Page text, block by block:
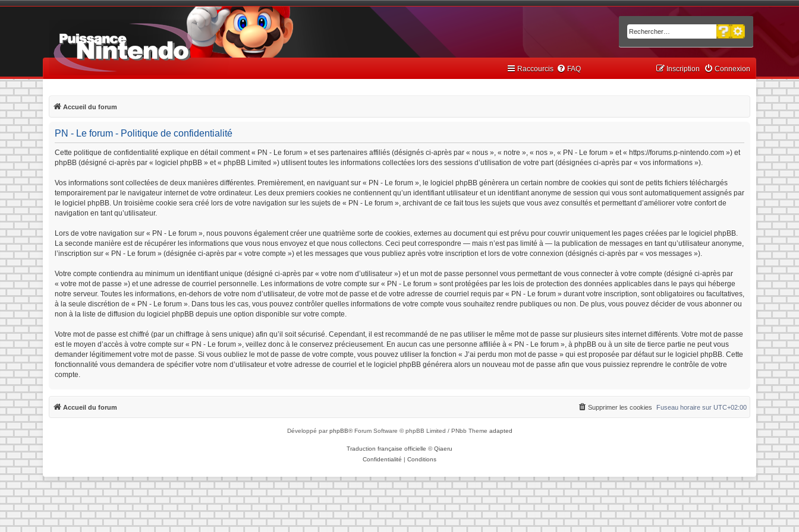
Rechercher
Recherche avancée
Raccourcis FAQ Connexion
Inscription
Accueil du forum
PN - Le forum - Politique de confidentialité
Cette politique de confidentialité explique en détail comment « PN - Le forum » et ses partenaires affiliés (désignés ci-après par « nous », « notre », « nos », « PN - Le forum » et « https://forums.p-nintendo.com ») et
phpBB (désigné ci-après par « logiciel phpBB » et « phpBB Limited ») utilisent toutes les informations collectées lors des sessions d’utilisation de votre part (désignées ci-après par « vos informations »).
Vos informations sont collectées de deux manières différentes. Premièrement, en naviguant sur « PN - Le forum », le logiciel phpBB génèrera un certain nombre de cookies qui sont de petits fichiers téléchargés
temporairement par le navigateur internet de votre ordinateur. Les deux premiers cookies ne contiennent qu’un identifiant utilisateur et un identifiant anonyme de session qui vous sont automatiquement assignés par
le logiciel phpBB. Un troisième cookie sera créé lors de votre navigation sur les sujets de « PN - Le forum », archivant de ce fait tous les sujets que vous avez consultés et permettant d’améliorer votre confort de
navigation en tant qu’utilisateur.
Lors de votre navigation sur « PN - Le forum », nous pouvons également créer une quatrième sorte de cookies, externes au document qui est prévu pour couvrir uniquement les pages créées par le logiciel phpBB.
La seconde manière est de récupérer les informations que vous nous envoyez et que nous collectons. Ceci peut correspondre — mais n’est pas limité à — la publication de messages en tant qu’utilisateur anonyme,
l’inscription sur « PN - Le forum » (désignée ci-après par « votre compte ») et les messages que vous publiez après votre inscription et lors de votre connexion (désignés ci-après par « vos messages »).
Votre compte contiendra au minimum un identifiant unique (désigné ci-après par « votre nom d’utilisateur ») et un mot de passe personnel vous permettant de vous connecter à votre compte (désigné ci-après par
« votre mot de passe ») et une adresse de courriel personnelle. Les informations de votre compte sur « PN - Le forum » sont protégées par les lois de protection des données applicables dans le pays qui héberge
notre serveur. Toutes les informations, en-dehors de votre nom d’utilisateur, de votre mot de passe et de votre adresse de courriel requis par « PN - Le forum » durant votre inscription, sont obligatoires ou facultatives,
à la seule discrétion de « PN - Le forum ». Dans tous les cas, vous pouvez contrôler quelles informations de votre compte vous souhaitez rendre publiques ou non. De plus, vous pouvez décider de vous abonner ou
non à la liste de diffusion du logiciel phpBB depuis une option disponible sur votre compte.
Votre mot de passe est chiffré (par un chiffrage à sens unique) afin qu’il soit sécurisé. Cependant, il est recommandé de ne pas utiliser le même mot de passe sur plusieurs sites internet différents. Votre mot de passe
est le moyen d’accès à votre compte sur « PN - Le forum », veillez donc à le conservez précieusement. En aucun cas une personne affiliée à « PN - Le forum », à phpBB ou à un site de tierce partie ne peut vous
demander légitimement votre mot de passe. Si vous oubliez le mot de passe de votre compte, vous pouvez utiliser la fonction « J’ai perdu mon mot de passe » qui est proposée par défaut sur le logiciel phpBB. Cette
fonctionnalité vous demandera de spécifier votre nom d’utilisateur et votre adresse de courriel et le logiciel phpBB générera alors un nouveau mot de passe afin que vous puissiez reprendre le contrôle de votre
compte.
Accueil du forum Fuseau horaire sur UTC+02:00
Supprimer les cookies
Développé parphpBB® Forum Software © phpBB Limited / PNbb Theme adapted
Traduction française officielle ©Qiaeru
Confidentialité | Conditions